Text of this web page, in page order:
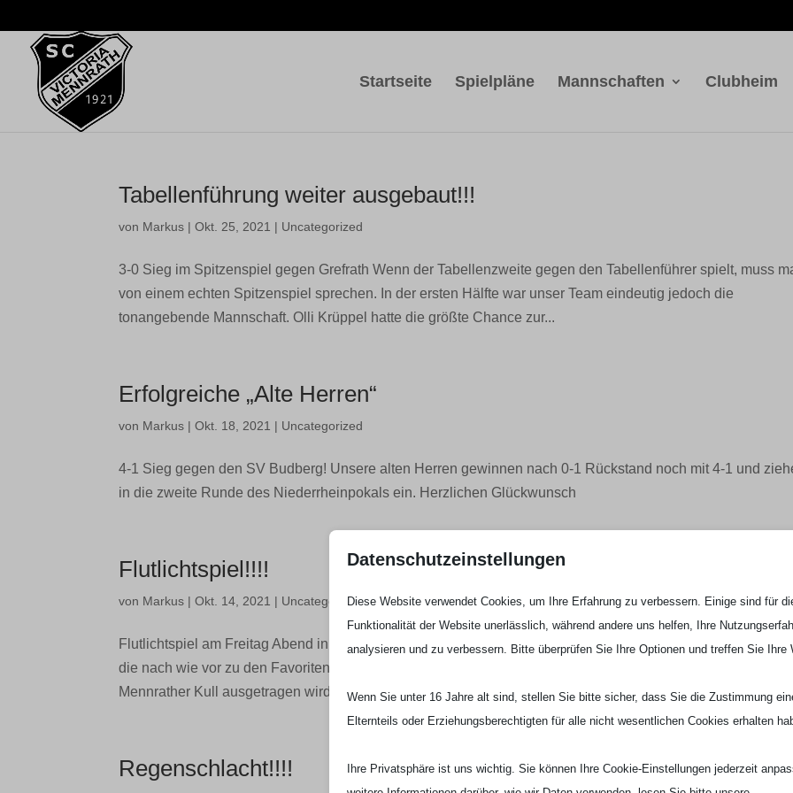
Startseite Spielpläne Mannschaften Clubheim
Tabellenführung weiter ausgebaut!!!
von Markus |Okt. 25, 2021 | Uncategorized
3-0 Sieg im Spitzenspiel gegen Grefrath Wenn der Tabellenzweite gegen den Tabellenführer spielt, muss
von einem echten Spitzenspiel sprechen. In der ersten Hälfte war unser Team eindeutig jedoch die
tonangebende Mannschaft. Olli Krüppel hatte die größte Chance zur...
Erfolgreiche „Alte Herren“
von Markus |Okt. 18, 2021 | Uncategorized
4-1 Sieg gegen den SV Budberg! Unsere alten Herren gewinnen nach 0-1 Rückstand noch mit 4-1 und
in die zweite Runde des Niederrheinpokals ein. Herzlichen Glückwunsch
Flutlichtspiel!!!!
von Markus |Okt. 14, 2021 | Uncategorized
Flutlichtspiel am Freitag Abend in Mennrath! Um 20 Uhr steigt die Bezirksligapartie gegen den SV Straelen
die nach wie vor zu den Favoriten in der Gruppe 4 einzuordnen ist. Eine hochinteressante Partie, die in der
Mennrather Kull ausgetragen wird. Seid dabei...
Regenschlacht!!!!
Datenschutzeinstellungen
Diese Website verwendet Cookies, um Ihre Erfahrung zu verbessern. Einige sind für
Funktionalität der Website unerlässlich, während andere uns helfen, Ihre
analysieren und zu verbessern. Bitte überprüfen Sie Ihre Optionen und treffen Sie Ihre
Wenn Sie unter 16 Jahre alt sind, stellen Sie bitte sicher, dass Sie die Zustimmung
Elternteils oder Erziehungsberechtigten für alle nicht wesentlichen Cookies erhalten
Ihre Privatsphäre ist uns wichtig. Sie können Ihre Cookie-Einstellungen jederzeit